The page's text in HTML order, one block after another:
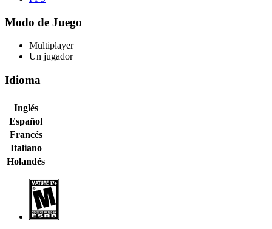
Modo de Juego
Multiplayer
Un jugador
Idioma
Inglés
Español
Francés
Italiano
Holandés